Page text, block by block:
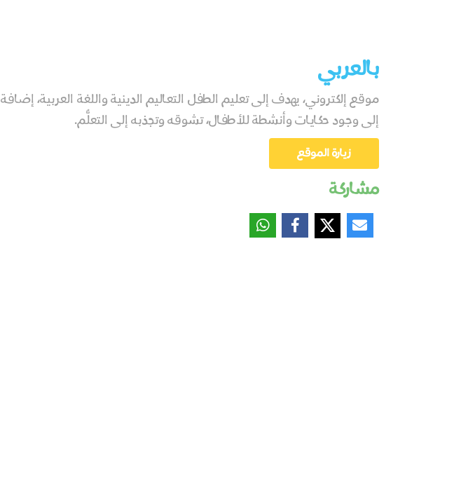
بالعربي
موقع إلكتروني، يهدف إلى تعليم الطفل التعاليم الدينية واللغة العربية، إضافة
إلى وجود حكايات وأنشطة للأطفال، تشوقه وتجذبه إلى التعلُّم.
زيارة الموقع
مشاركة